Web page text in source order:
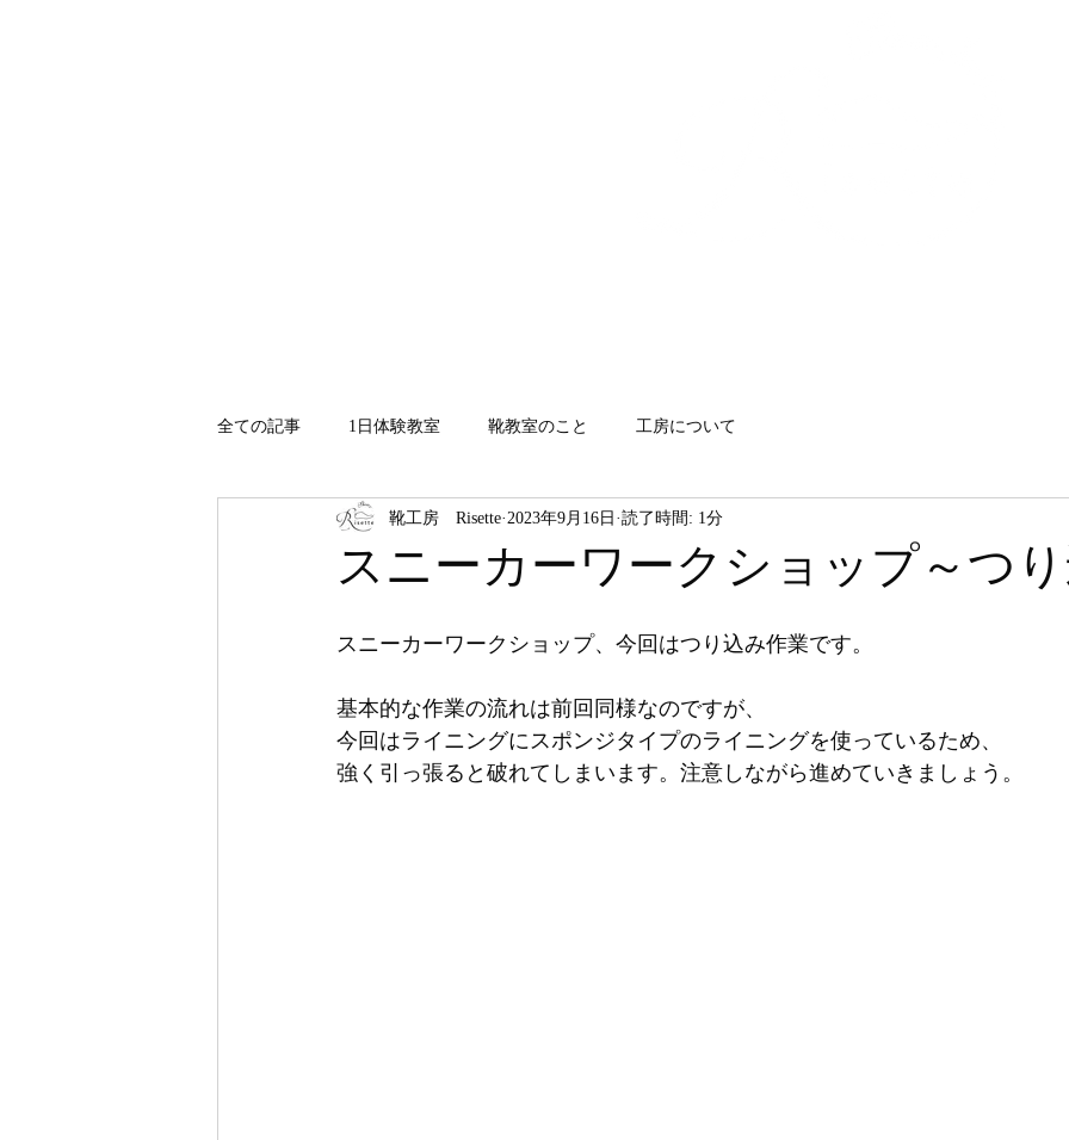
全ての記事 1日体験教室 靴教室のこと 工房について
スニーカーワークショップ～つ
靴工房 Risette 2023年9月16日 読了時間: 1分
スニーカーワークショップ、今回はつり込み作業です。
基本的な作業の流れは前回同様なのですが、
今回はライニングにスポンジタイプのライニングを使っているため、
強く引っ張ると破れてしまいます。注意しながら進めていきましょう。